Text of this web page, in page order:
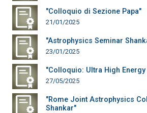
"Colloquio di Sezione Papa"
21/01/2025
"Astrophysics Seminar
23/01/2025
"Colloquio: Ultra High
27/05/2025
"Rome Joint Astrophysics
Shankar"